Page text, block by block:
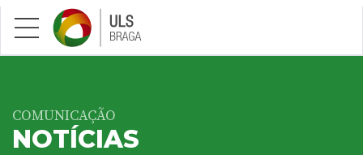
Saltar para conteúdo principal
COMUNICAÇÃO
NOTÍCIAS